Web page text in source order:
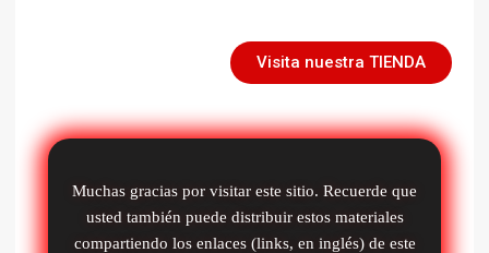
Visita nuestra TIENDA
Muchas gracias por visitar este sitio. Recuerde que
usted también puede distribuir estos materiales
compartiendo los enlaces (links, en inglés) de este